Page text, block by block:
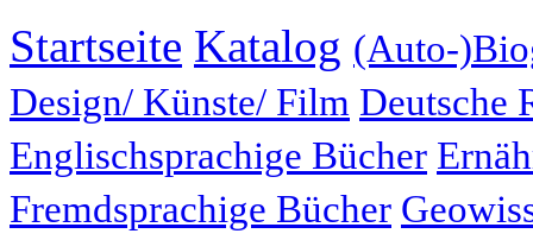
Startseite Katalog (Auto-
Design/ Künste/ Film Deutsche
Englischsprachige Bücher
Fremdsprachige Bücher